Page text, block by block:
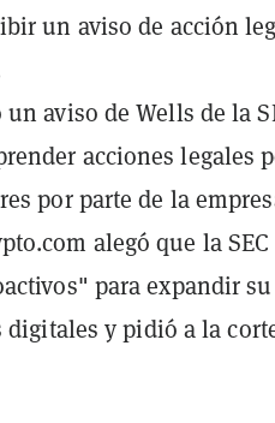
un aviso de acción
aviso de Wells de la
acciones legales
por parte de la
alegó que la
para expandir
y pidió a la